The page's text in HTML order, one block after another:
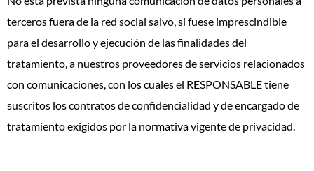
terceros fuera de la red social salvo, si fuese imprescindible
para el desarrollo y ejecución de las finalidades del
tratamiento, a nuestros proveedores de servicios relacionados
con comunicaciones, con los cuales el RESPONSABLE tiene
suscritos los contratos de confidencialidad y de encargado de
tratamiento exigidos por la normativa vigente de privacidad.